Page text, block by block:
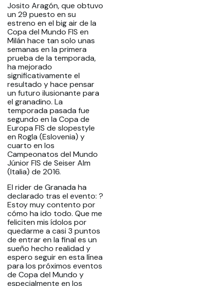
Josito Aragón, que obtuvo
un 29 puesto en su
estreno en el big air de la
Copa del Mundo FIS en
Milán hace tan solo unas
semanas en la primera
prueba de la temporada,
ha mejorado
significativamente el
resultado y hace pensar
un futuro ilusionante para
el granadino. La
temporada pasada fue
segundo en la Copa de
Europa FIS de slopestyle
en Rogla (Eslovenia) y
cuarto en los
Campeonatos del Mundo
Júnior FIS de Seiser Alm
(Italia) de 2016.
El rider de Granada ha
declarado tras el evento: ?
Estoy muy contento por
cómo ha ido todo. Que me
feliciten mis ídolos por
quedarme a casi 3 puntos
de entrar en la final es un
sueño hecho realidad y
espero seguir en esta línea
para los próximos eventos
de Copa del Mundo y
especialmente en los